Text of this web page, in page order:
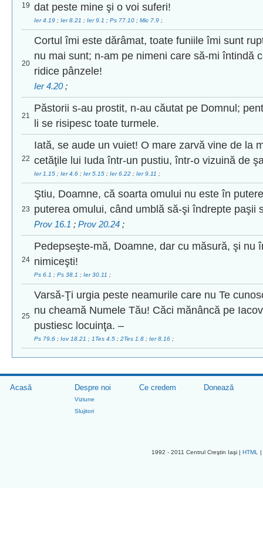
19 dat peste mine şi o voi suferi!
Ier 4.19 ; Ier 8.21 ; Ier 9.1 ; Ps 77.10 ; Mic 7.9 ;
20
Cortul îmi este dărâmat, toate funiile îmi sunt
nu mai sunt; n-am pe nimeni care să-mi întindă
ridice pânzele!
Ier 4.20 ;
21
Păstorii s-au prostit, n-au căutat pe Domnul;
li se risipesc toate turmele.
22
Iată, se aude un vuiet! O mare zarvă vine de la
cetăţile lui Iuda într-un pustiu, într-o vizuină de
Ier 1.15 ; Ier 4.6 ; Ier 5.15 ; Ier 6.22 ; Ier 9.11 ;
23
Ştiu, Doamne, că soarta omului nu este în
puterea omului, când umblă să-şi îndrepte paşii
Prov 16.1 ; Prov 20.24 ;
24
Pedepseşte-mă, Doamne, dar cu măsură, şi nu
nimiceşti!
Ps 6.1 ; Ps 38.1 ; Ier 30.11 ;
25
Varsă-Ţi urgia peste neamurile care nu Te
nu cheamă Numele Tău! Căci mănâncă pe
pustiesc locuinţa. –
Ps 79.6 ; Iov 18.21 ; 1Tes 4.5 ; 2Tes 1.8 ; Ier 8.16 ;
Acasă Despre noi
Viziune
Slujitori
Ce credem Donează
1992 - 2011 Centrul Creştin Iaşi |HTML